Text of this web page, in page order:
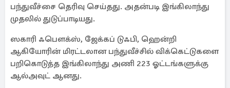
பந்துவீச்சை தெரிவு செய்தது. அதன்படி இங்கிலாந்து
முதலில் துடுப்பாடியது.
ஸகாரி ஃபௌக்ஸ், ஜேக்கப் டுஃபி, ஹென்றி
ஆகியோரின் மிரட்டலான பந்துவீச்சில் விக்கெட்டுகளை
பறிகொடுத்த இங்கிலாந்து அணி 223 ஓட்டங்களுக்கு
ஆல்அவுட் ஆனது.